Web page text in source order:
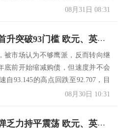
08月31日 08:31
汇市鹰声连连！美元迎五日首升突破93门槛 欧元、英镑与澳元疲软转贬 人民币中间价下调133基点
被市场认为不够鹰派，反而转向继
底前开始缩减购债，但速度并不会
93.145的高点回跌至92.707，目
08月30日 10:31
汇市静待央行年会！美元反弹乏力持平震荡 欧元、英镑与澳元反攻未消停 人民币中间价微贬2基点